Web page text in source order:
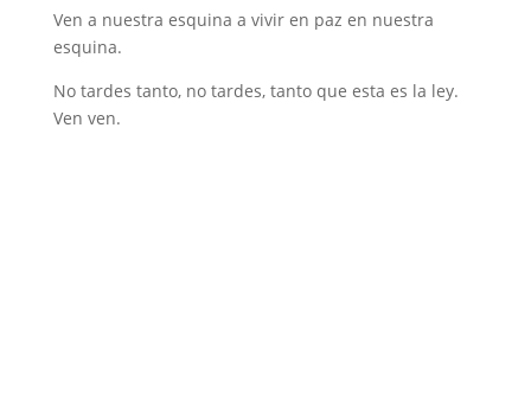
Ven a nuestra esquina a vivir en paz en nuestra
esquina.
No tardes tanto, no tardes, tanto que esta es la ley.
Ven ven.